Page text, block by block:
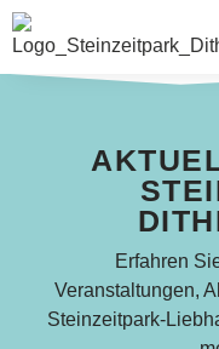
Erfahren
Veranstaltungen,
Steinzeitpark-